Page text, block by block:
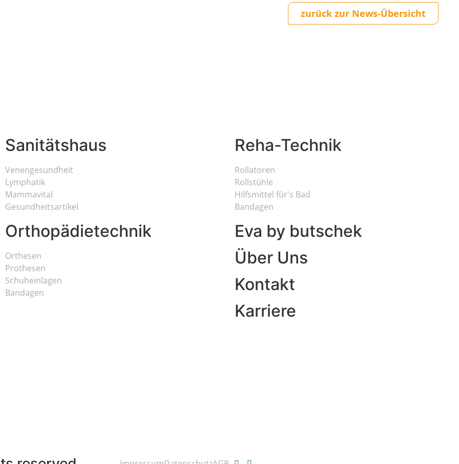
zurück zur News-Übersicht
Sanitätshaus
Venengesundheit
Lymphatik
Mammavital
Gesundheitsartikel
Orthopädietechnik
Orthesen
Prothesen
Schuheinlagen
Bandagen
Reha-Technik
Rollatoren
Rollstühle
Hilfsmittel für's Bad
Bandagen
Eva by butschek
Über Uns
Kontakt
Karriere